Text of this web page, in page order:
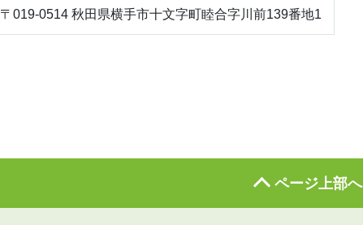
〒019-0514 秋田県横手市十文字町睦合字川前139番地1
ページ上部へ